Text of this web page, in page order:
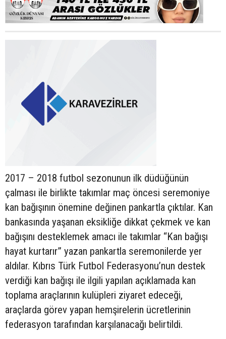
2017 – 2018 futbol sezonunun ilk düdüğünün
çalması ile birlikte takımlar maç öncesi seremoniye
kan bağışının önemine değinen pankartla çıktılar. Kan
bankasında yaşanan eksikliğe dikkat çekmek ve kan
bağışını desteklemek amacı ile takımlar “Kan bağışı
hayat kurtarır” yazan pankartla seremonilerde yer
aldılar. Kıbrıs Türk Futbol Federasyonu’nun destek
verdiği kan bağışı ile ilgili yapılan açıklamada kan
toplama araçlarının kulüpleri ziyaret edeceği,
araçlarda görev yapan hemşirelerin ücretlerinin
federasyon tarafından karşılanacağı belirtildi.